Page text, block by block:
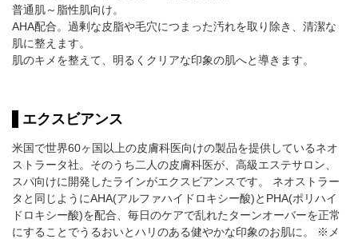
普通肌～脂性肌向け。
AHA配合。過剰な皮脂や毛穴につまった汚れを取り除き、清潔な
肌に整えます。
肌のキメを整えて、明るくクリアな印象の肌へと導きます。
エクスビアンス
米国で世界60ヶ国以上の皮膚科医向けの製品を提供しているネオ
ストラータ社。そのうち二人の皮膚科医が、高級エステサロン、
スパ向けに開発したラインがエクスビアンスです。 ネオストラー
タと同じようにAHA(アルファハイドロキシー酸)とPHA(ポリハイ
ドロキシー酸)を配合、毎日のケアで乱れたターンオーバーを正常
にすることでうるおいとハリのある健やかな印象のお肌に。 ※メ